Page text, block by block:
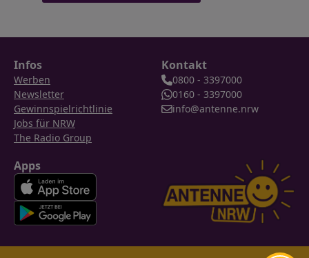
Infos
Werben
Newsletter
Gewinnspielrichtlinie
Jobs für NRW
The Radio Group
Kontakt
0800 - 3397000
0160 - 3397000
info@antenne.nrw
Apps